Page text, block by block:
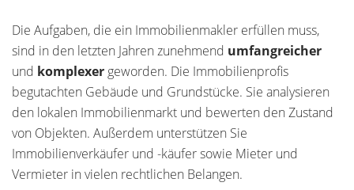
Die Aufgaben, die ein Immobilienmakler erfüllen muss,
sind in den letzten Jahren zunehmend umfangreicher
und komplexer geworden. Die Immobilienprofis
begutachten Gebäude und Grundstücke. Sie analysieren
den lokalen Immobilienmarkt und bewerten den Zustand
von Objekten. Außerdem unterstützen Sie
Immobilienverkäufer und -käufer sowie Mieter und
Vermieter in vielen rechtlichen Belangen.